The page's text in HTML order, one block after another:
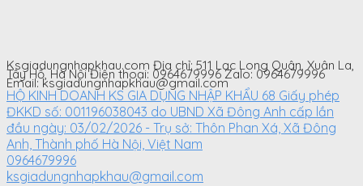
Ksgiadungnhapkhau.com Địa chỉ: 511 Lạc Long Quân, Xuân La,
Tây Hồ, Hà Nội Điện thoại: 0964679996 Zalo: 0964679996
Email: ksgiadungnhapkhau@gmail.com
HỘ KINH DOANH KS GIA DỤNG NHẬP KHẨU 68 Giấy phép
ĐKKD số: 001196038043 do UBND Xã Đông Anh cấp lần
đầu ngày: 03/02/2026 - Trụ sở: Thôn Phan Xá, Xã Đông
Anh, Thành phố Hà Nội, Việt Nam
0964679996
ksgiadungnhapkhau@gmail.com